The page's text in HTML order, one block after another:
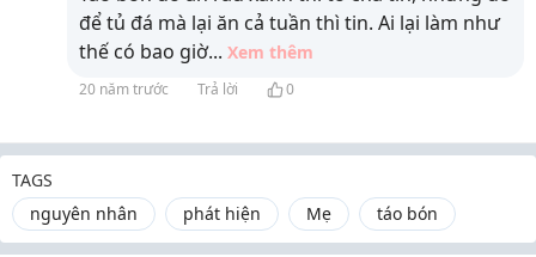
để tủ đá mà lại ăn cả tuần thì tin. Ai lại làm như
thế có bao giờ... Xem thêm
20 năm trước Trả lời 0
TAGS
nguyên nhân
phát hiện Mẹ táo bón